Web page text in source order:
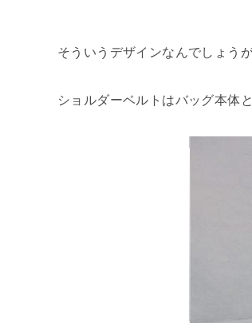
そういうデザインなんでしょう
ショルダーベルトはバッグ本体